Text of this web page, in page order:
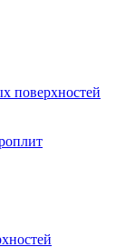
поверхностей